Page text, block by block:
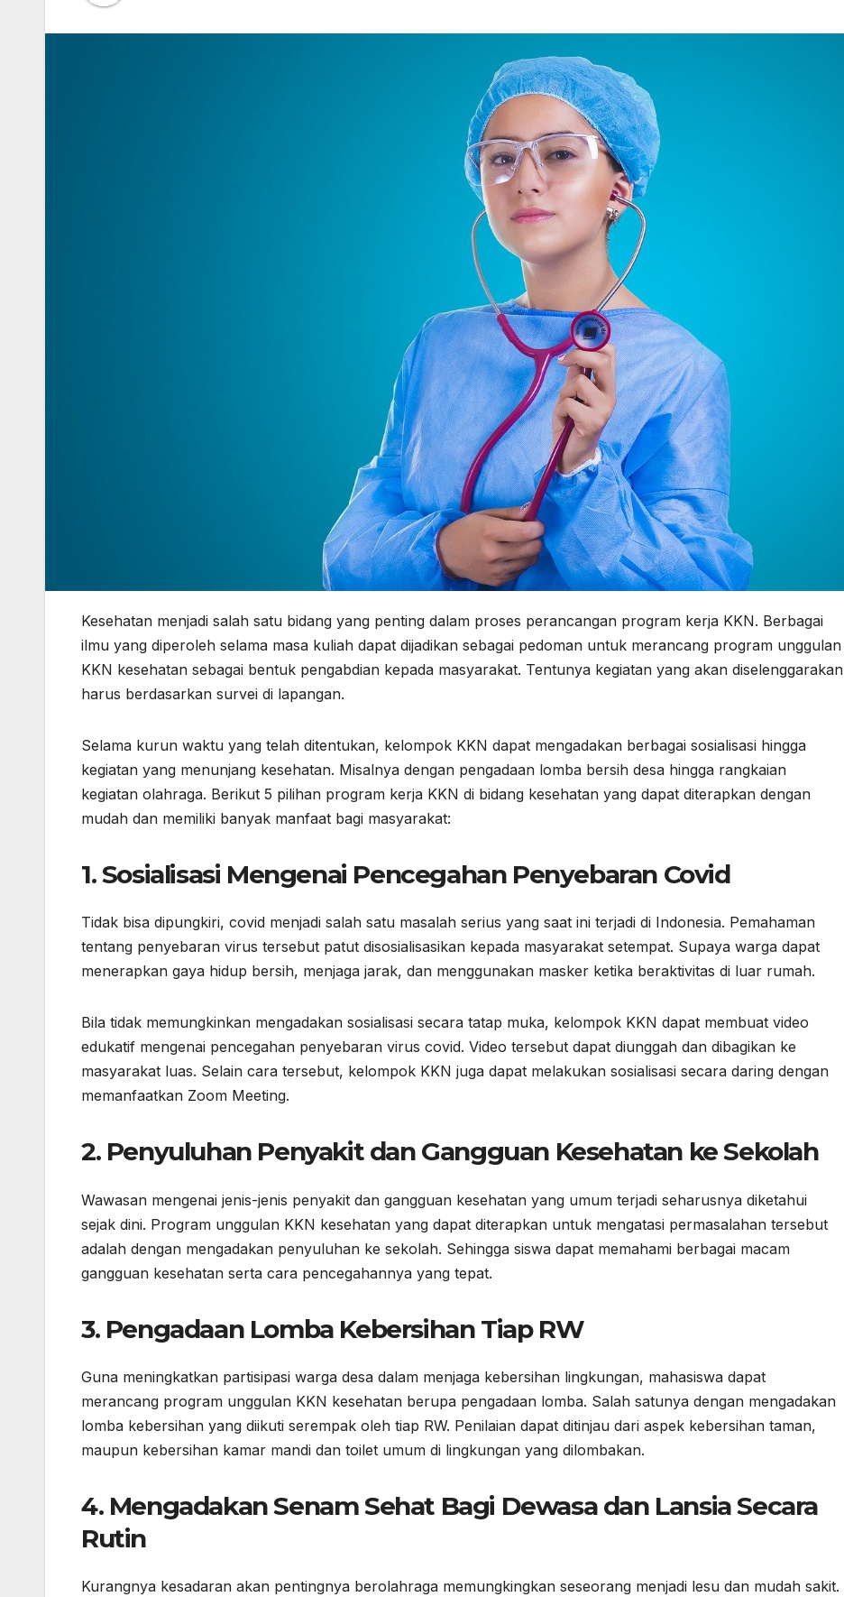
Kesehatan menjadi salah satu bidang yang penting dalam proses perancangan program kerja KKN. Berbagai
ilmu yang diperoleh selama masa kuliah dapat dijadikan sebagai pedoman untuk merancang program unggulan
KKN kesehatan sebagai bentuk pengabdian kepada masyarakat. Tentunya kegiatan yang akan diselenggarakan
harus berdasarkan survei di lapangan.
Selama kurun waktu yang telah ditentukan, kelompok KKN dapat mengadakan berbagai sosialisasi hingga
kegiatan yang menunjang kesehatan. Misalnya dengan pengadaan lomba bersih desa hingga rangkaian
kegiatan olahraga. Berikut 5 pilihan program kerja KKN di bidang kesehatan yang dapat diterapkan dengan
mudah dan memiliki banyak manfaat bagi masyarakat:
1. Sosialisasi Mengenai Pencegahan Penyebaran Covid
Tidak bisa dipungkiri, covid menjadi salah satu masalah serius yang saat ini terjadi di Indonesia. Pemahaman
tentang penyebaran virus tersebut patut disosialisasikan kepada masyarakat setempat. Supaya warga dapat
menerapkan gaya hidup bersih, menjaga jarak, dan menggunakan masker ketika beraktivitas di luar rumah.
Bila tidak memungkinkan mengadakan sosialisasi secara tatap muka, kelompok KKN dapat membuat video
edukatif mengenai pencegahan penyebaran virus covid. Video tersebut dapat diunggah dan dibagikan ke
masyarakat luas. Selain cara tersebut, kelompok KKN juga dapat melakukan sosialisasi secara daring dengan
memanfaatkan Zoom Meeting.
2. Penyuluhan Penyakit dan Gangguan Kesehatan ke Sekolah
Wawasan mengenai jenis-jenis penyakit dan gangguan kesehatan yang umum terjadi seharusnya diketahui
sejak dini. Program unggulan KKN kesehatan yang dapat diterapkan untuk mengatasi permasalahan tersebut
adalah dengan mengadakan penyuluhan ke sekolah. Sehingga siswa dapat memahami berbagai macam
gangguan kesehatan serta cara pencegahannya yang tepat.
3. Pengadaan Lomba Kebersihan Tiap RW
Guna meningkatkan partisipasi warga desa dalam menjaga kebersihan lingkungan, mahasiswa dapat
merancang program unggulan KKN kesehatan berupa pengadaan lomba. Salah satunya dengan mengadakan
lomba kebersihan yang diikuti serempak oleh tiap RW. Penilaian dapat ditinjau dari aspek kebersihan taman,
maupun kebersihan kamar mandi dan toilet umum di lingkungan yang dilombakan.
4. Mengadakan Senam Sehat Bagi Dewasa dan Lansia Secara
Rutin
Kurangnya kesadaran akan pentingnya berolahraga memungkingkan seseorang menjadi lesu dan mudah sakit.